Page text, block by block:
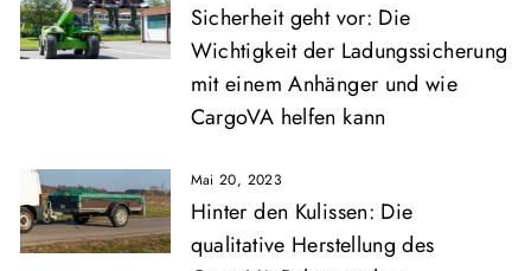
Sicherheit geht vor: Die
Wichtigkeit der Ladungssicherung
mit einem Anhänger und wie
CargoVA helfen kann
Mai 20, 2023
Hinter den Kulissen: Die
qualitative Herstellung des